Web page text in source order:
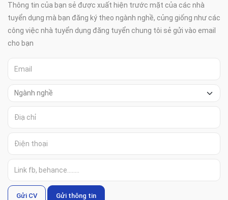
Thông tin của bạn sẻ được xuất hiện trước mặt của các nhà
tuyển dụng mà bạn đăng ký theo ngành nghề, củng giống như các
công việc nhà tuyển dụng đăng tuyển chung tôi sẻ gửi vào email
cho bạn
Gửi CV Gửi thông tin